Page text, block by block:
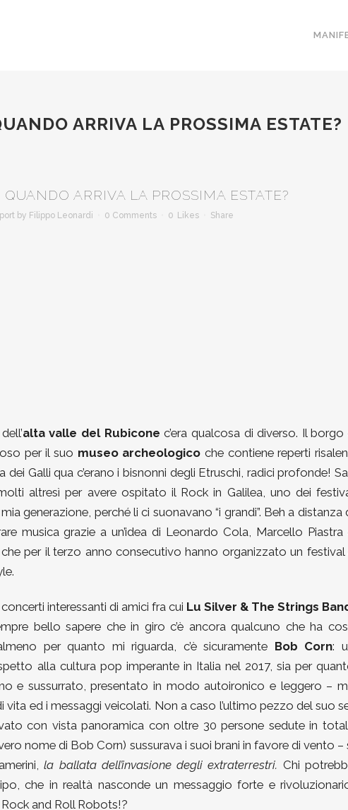
ARRIVA LA PROSSIMA ESTATE?
ARRIVA LA PROSSIMA ESTATE?
by Filippo Leonardi 0 Comments 0 Likes Share
alta valle del Rubicone c’era qualcosa di diverso. Il borgo
per il suo museo archeologico che contiene reperti
dei Galli qua c’erano i bisnonni degli Etruschi, radici profonde!
altresì per avere ospitato il Rock in Galilea, uno dei
generazione, perché li ci suonavano “i grandi”. Beh a distanza
musica grazie a un’idea di Leonardo Cola, Marcello Piastra
per il terzo anno consecutivo hanno organizzato un festival
interessanti di amici fra cui Lu Silver & The Strings
bello sapere che in giro c’è ancora qualcuno che ha
per quanto mi riguarda, c’è sicuramente Bob Corn:
alla cultura pop imperante in Italia nel 2017, sia per
e sussurrato, presentato in modo autoironico e leggero –
ed i messaggi veicolati. Non a caso l’ultimo pezzo del suo
con vista panoramica con oltre 30 persone sedute in
nome di Bob Corn) sussurava i suoi brani in favore di vento –
la ballata dell’invasione degli extraterrestri. Chi
che in realtà nasconde un messaggio forte e
and Roll Robots!?